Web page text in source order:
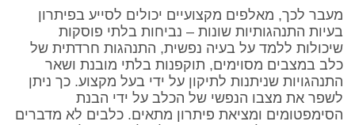
מעבר לכך, מאלפים מקצועיים יכולים לסייע בפיתרון
בעיות התנהגותיות שונות – נביחות בלתי פוסקות
שיכולות ללמד על בעיה נפשית, התנהגות חרדתית של
כלב במצבים מסוימים, תוקפנות בלתי מובנת ושאר
התנהגויות שניתנות לתיקון על ידי בעל מקצוע. כך ניתן
לשפר את מצבו הנפשי של הכלב על ידי הבנת
הסימפטומים ומציאת פיתרון מתאים. כלבים לא מדברים